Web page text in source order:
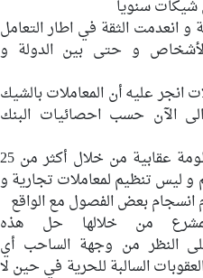
و انعدمت الثقة في اطار التعامل
و حتى بين الدولة و
انجر عليه أن المعاملات بالشيك
الآن حسب احصائيات البنك
المجلّة التجاريّة تكرّس منظومة عقابية من خلال أكثر من 25
ليس تنظيم لمعاملات تجارية و
انسجام بعض الفصول مع الواقع
من خلالها حل هذه
النظر من وجهة الساحب أي
السالبة للحرية في حين لا